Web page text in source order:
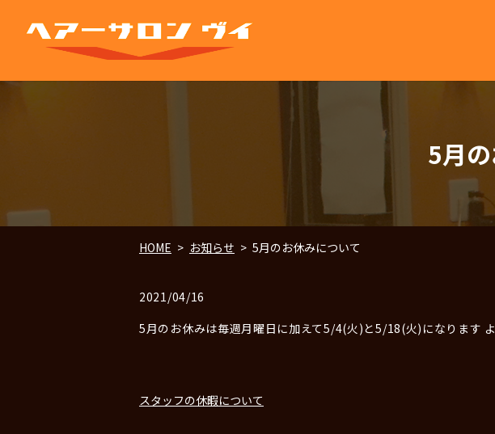
5月
HOME お知らせ 5月のお休みについて
2021/04/16
5月のお休みは毎週月曜日に加えて5/4(火)と5/18(火)になります
スタッフの休暇について